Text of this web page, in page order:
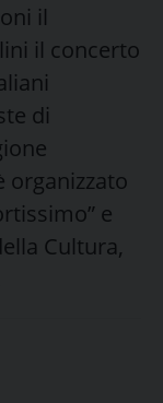
il
il concerto
di
organizzato
e
Cultura,